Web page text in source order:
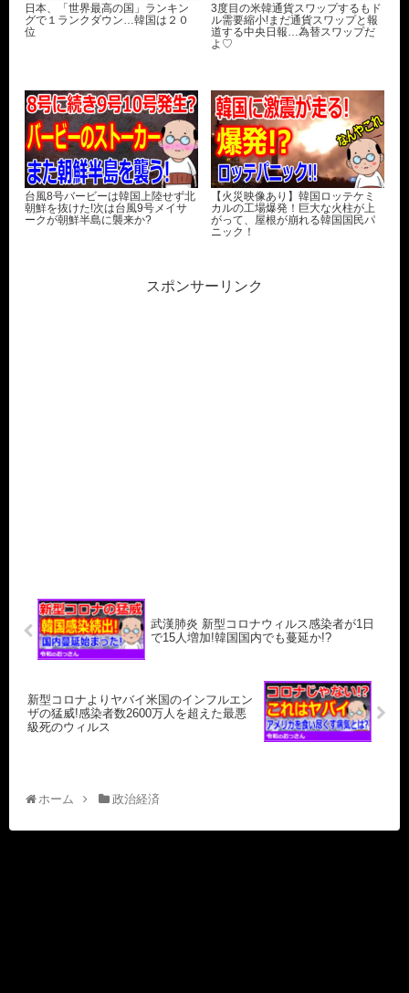
日本、「世界最高の国」ランキン
グで１ランクダウン…韓国は２０
位
3度目の米韓通貨スワップするもド
ル需要縮小!まだ通貨スワップと報
道する中央日報…為替スワップだ
よ♡
台風8号バービーは韓国上陸せず北
朝鮮を抜けた!次は台風9号メイサ
ークが朝鮮半島に襲来か?
【火災映像あり】韓国ロッテケミ
カルの工場爆発！巨大な火柱が上
がって、屋根が崩れる韓国国民パ
ニック！
スポンサーリンク
武漢肺炎 新型コロナウィルス感染者が1日
で15人増加!韓国国内でも蔓延か!?
新型コロナよりヤバイ米国のインフルエン
ザの猛威!感染者数2600万人を超えた最悪
級死のウィルス
ホーム 政治経済